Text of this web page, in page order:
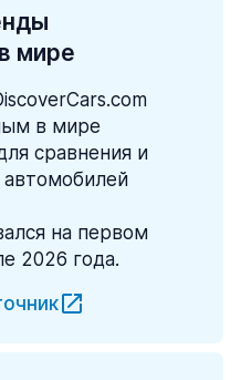
мире
в мире
сравнения и
на первом
2026 года.